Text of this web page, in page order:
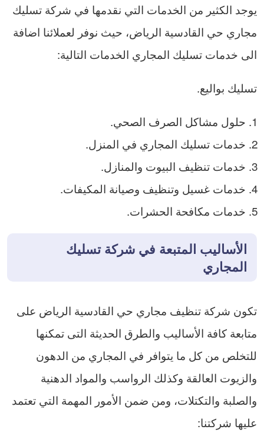
يوجد الكثير من الخدمات التي نقدمها في شركة تسليك
مجاري حي القادسية الرياض، حيث نوفر لعملائنا اضافة
الى خدمات تسليك المجاري الخدمات التالية:
تسليك بواليع.
حلول مشاكل الصرف الصحي.
خدمات تسليك المجاري في المنزل.
خدمات تنظيف البيوت والمنازل.
خدمات غسيل وتنظيف وصيانة المكيفات.
خدمات مكافحة الحشرات.
الأساليب المتبعة في شركة تسليك
المجاري
تكون شركة تنظيف مجاري حي القادسية الرياض على
متابعة كافة الأساليب والطرق الحديثة التى تمكنها
للتخلص من كل ما يتوافر في المجاري من الدهون
والزيوت العالقة وكذلك الرواسب والمواد الدهنية
والصلبة والتكتلات، ومن ضمن الأمور المهمة التي تعتمد
عليها شركتنا: